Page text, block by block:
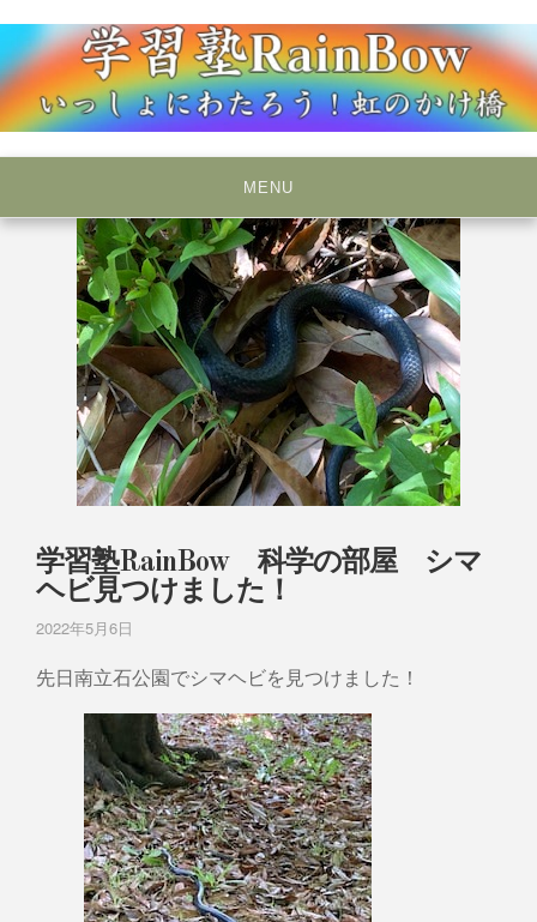
to
content
学習塾RainBow
MENU
学習塾RainBow 科学の部屋 シマ
ヘビ見つけました！
2022年5月6日
先日南立石公園でシマヘビを見つけました！